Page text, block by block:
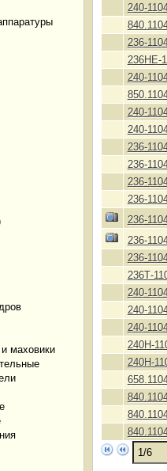
маховики
240-
236-
236НЕ-
240-
240-
240-
236-
236-
236-
236-
236-
236-
236-
236Т-
240-
240-
240-
240Н-
240Н-